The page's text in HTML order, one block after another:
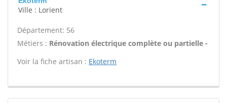
Ville : Lorient
Département: 56
Métiers : Rénovation électrique complète ou partielle -
Voir la fiche artisan : Ekoterm